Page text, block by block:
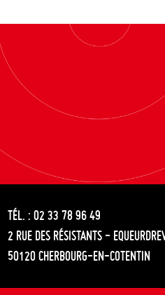
TÉL. : 02 33 78 96 49
2 RUE DES RÉSISTANTS -
50120 CHERBOURG-EN-COTENTIN